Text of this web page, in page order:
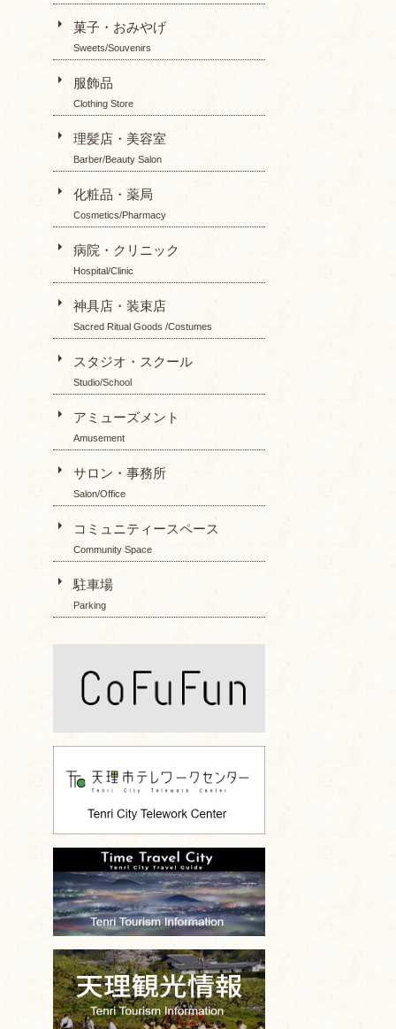
菓子・おみやげ
Sweets/Souvenirs
服飾品
Clothing Store
理髪店・美容室
Barber/Beauty Salon
化粧品・薬局
Cosmetics/Pharmacy
病院・クリニック
Hospital/Clinic
神具店・装束店
Sacred Ritual Goods /Costumes
スタジオ・スクール
Studio/School
アミューズメント
Amusement
サロン・事務所
Salon/Office
コミュニティースペース
Community Space
駐車場
Parking